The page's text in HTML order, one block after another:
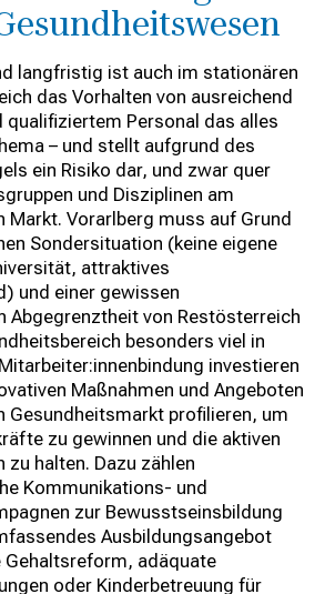
langfristig ist auch im stationären
das Vorhalten von ausreichend
qualifiziertem Personal das alles
– und stellt aufgrund des
ein Risiko dar, und zwar quer
und Disziplinen am
Markt. Vorarlberg muss auf Grund
Sondersituation (keine eigene
attraktives
und einer gewissen
Abgegrenztheit von Restösterreich
besonders viel in
investieren
Maßnahmen und Angeboten
Gesundheitsmarkt profilieren, um
zu gewinnen und die aktiven
zu halten. Dazu zählen
Kommunikations- und
zur Bewusstseinsbildung
Ausbildungsangebot
Gehaltsreform, adäquate
oder Kinderbetreuung für